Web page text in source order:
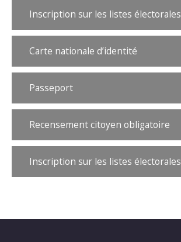
Inscription sur les listes électorales
Carte nationale d’identité
Passeport
Recensement citoyen obligatoire
Inscription sur les listes électorales